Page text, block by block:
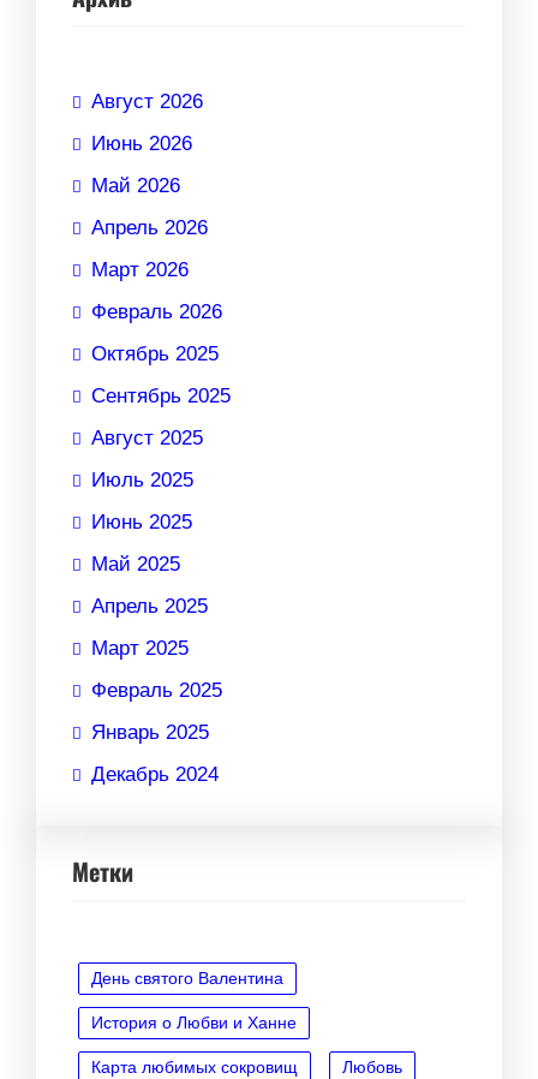
Август 2026
Июнь 2026
Май 2026
Апрель 2026
Март 2026
Февраль 2026
Октябрь 2025
Сентябрь 2025
Август 2025
Июль 2025
Июнь 2025
Май 2025
Апрель 2025
Март 2025
Февраль 2025
Январь 2025
Декабрь 2024
Метки
День святого Валентина
История о Любви и Ханне
Карта любимых сокровищ Любовь